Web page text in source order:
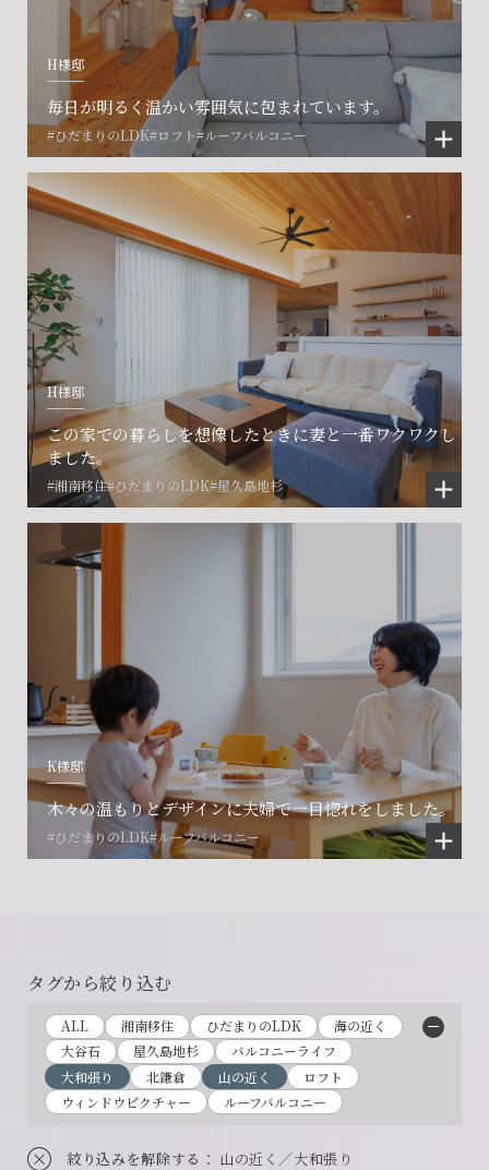
H様邸
毎日が明るく温かい雰囲気に包まれています。
#ひだまりのLDK#ロフト#ルーフバルコニー
H様邸
この家での暮らしを想像したときに妻と一番ワクワクし
ました。
#湘南移住#ひだまりのLDK#屋久島地杉
K様邸
木々の温もりとデザインに夫婦で一目惚れをしました。
#ひだまりのLDK#ルーフバルコニー
タグから絞り込む
ALL 湘南移住 ひだまりのLDK
海の近く
大谷石
屋久島地杉
バルコニーライフ
大和張り
北鎌倉 山の近く
ロフト
ウィンドウピクチャー
ルーフバルコニー
絞り込みを解除する ： 山の近く／大和張り
©SET inc.